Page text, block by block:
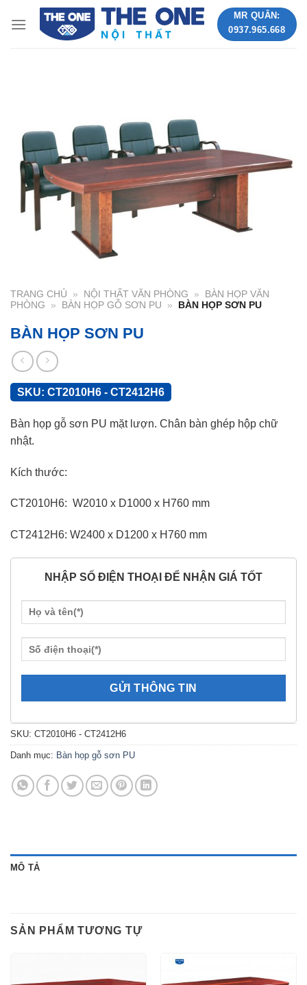
MR QUÂN:
0937.965.668
TRANG CHỦ » NỘI THẤT VĂN PHÒNG »
BÀN HỌP VĂN
PHÒNG
» BÀN HỌP GỖ SƠN PU » BÀN HỌP SƠN PU
BÀN HỌP SƠN PU
SKU: CT2010H6 - CT2412H6
Bàn họp gỗ sơn PU mặt lượn. Chân bàn ghép hộp chữ
nhật.
Kích thước:
CT2010H6: W2010 x D1000 x H760 mm
CT2412H6: W2400 x D1200 x H760 mm
NHẬP SỐ ĐIỆN THOẠI ĐỂ NHẬN GIÁ TỐT
SKU: CT2010H6 - CT2412H6
Danh mục: Bàn họp gỗ sơn PU
MÔ TẢ
SẢN PHẨM TƯƠNG TỰ